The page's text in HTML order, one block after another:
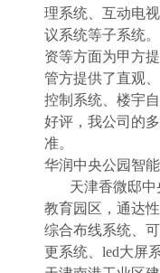
理系统、互动电
议系统等子系统
资等方面为甲方
管方提供了直观
控制系统、楼宇
好评，我公司的
准。
华润中央公园智
天津香微邸中
教育园区，通达
综合布线系统、
更系统、led大屏